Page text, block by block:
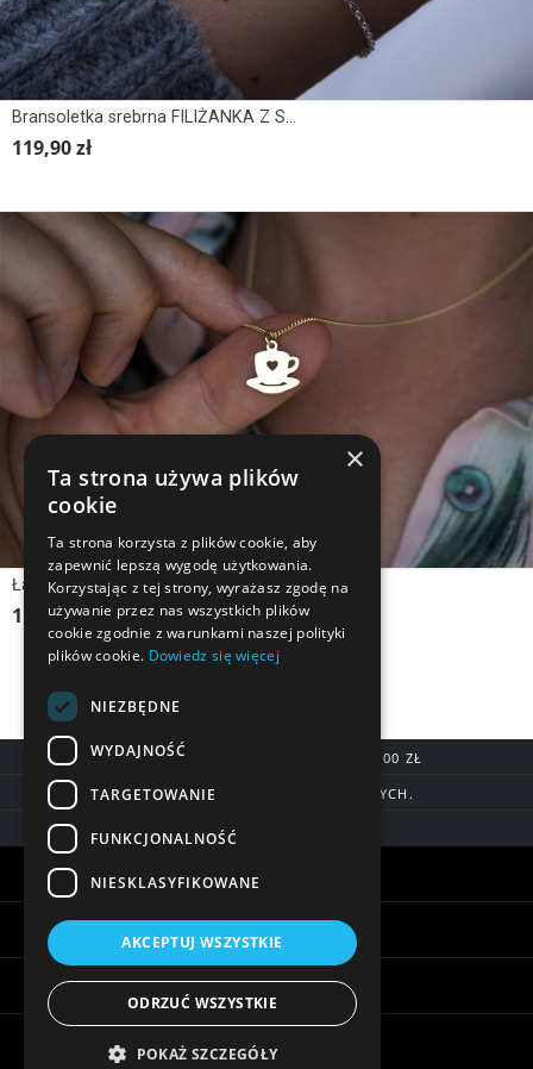
Bransoletka srebrna FILIŻANKA Z SERCEM
119,90 zł
Łańcuszek srebrny, pozłacany FILIŻANKA Z SERCEM
119,90 zł
DARMOWA DOSTAWA OD 200,00 ZŁ
DOSTAWA DO 7 DNI ROBOCZYCH.
BLIK, SZYBKIE PRZELEWY
Informacje
×
Ta strona używa plików
cookie
Ta strona korzysta z plików cookie, aby
zapewnić lepszą wygodę użytkowania.
Korzystając z tej strony, wyrażasz zgodę na
używanie przez nas wszystkich plików
cookie zgodnie z warunkami naszej polityki
plików cookie. Dowiedz się więcej
NIEZBĘDNE
WYDAJNOŚĆ
TARGETOWANIE
FUNKCJONALNOŚĆ
NIESKLASYFIKOWANE
AKCEPTUJ WSZYSTKIE
ODRZUĆ WSZYSTKIE
POKAŻ SZCZEGÓŁY